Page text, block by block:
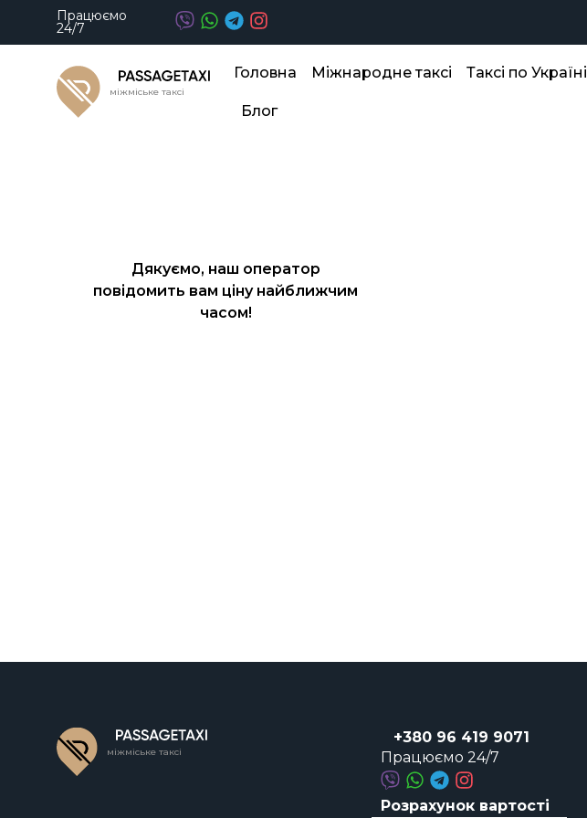
Працюємо
24/7
міжміське таксі
Головна Міжнародне таксі Таксі по Україні
Блог
Дякуємо, наш оператор
повідомить вам ціну найближчим
часом!
міжміське таксі
+380 96 419 9071
Працюємо 24/7
Розрахунок вартості